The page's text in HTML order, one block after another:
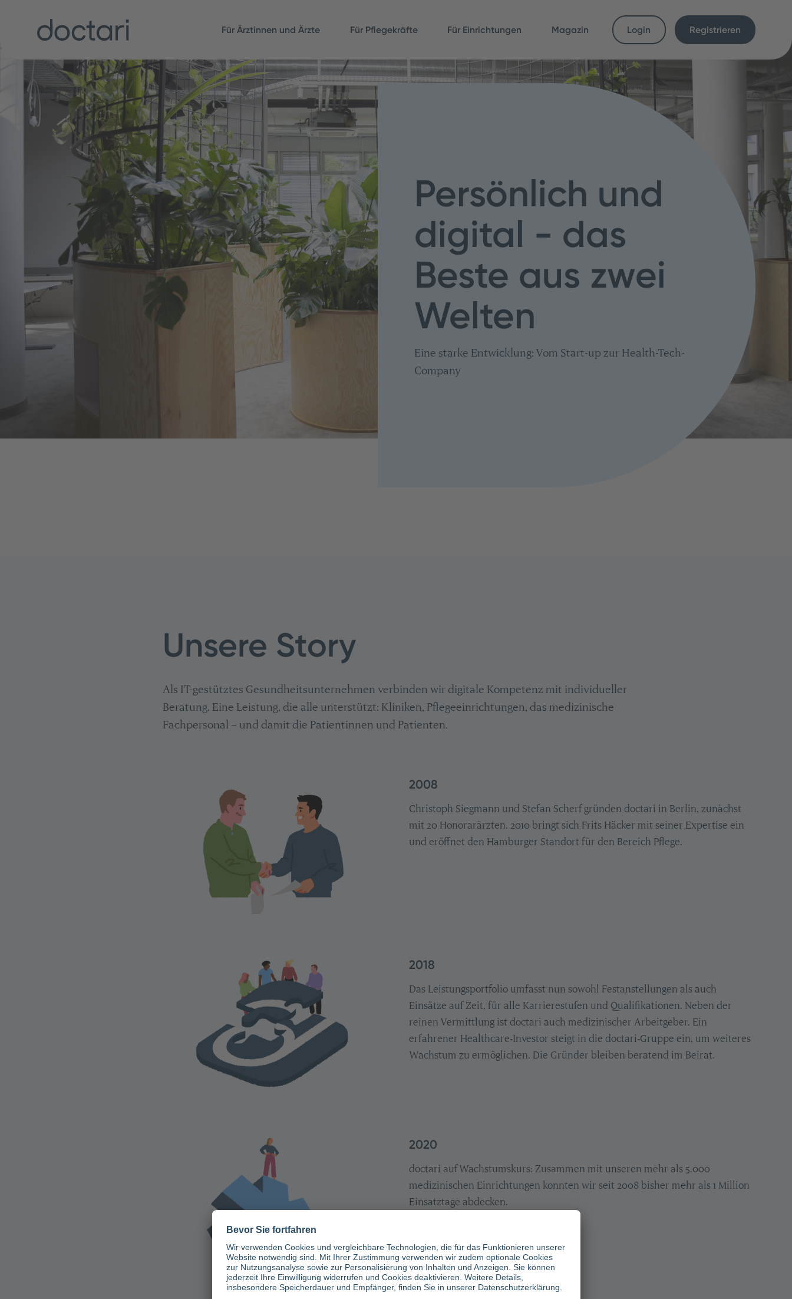
Für Ärztinnen und Ärzte Für Pflegekräfte Für Einrichtungen Magazin Login Registrieren
Persönlich und
digital - das
Beste aus zwei
Welten
Eine starke Entwicklung: Vom Start-up zur Health-Tech-
Company
Unsere Story
Als IT-gestütztes Gesundheitsunternehmen verbinden wir digitale Kompetenz mit individueller
Beratung. Eine Leistung, die alle unterstützt: Kliniken, ​Pflegeeinrichtungen, das medizinische
Fachpersonal – und damit die Patientinnen und Patienten.​
2008
Christoph Siegmann und Stefan Scherf gründen doctari in Berlin, zunächst
mit 20 Honorarärzten. 2010 bringt sich Frits Häcker mit seiner Expertise ein
und eröffnet den Hamburger Standort für den Bereich Pflege.
2018
Das Leistungsportfolio umfasst nun sowohl Festanstellungen als auch
Einsätze auf Zeit, für alle Karrierestufen und Qualifikationen. Neben der
reinen Vermittlung ist doctari auch medizinischer Arbeitgeber. Ein
erfahrener Healthcare-Investor steigt in die doctari-Gruppe ein, um weiteres
Wachstum zu ermöglichen. Die Gründer bleiben beratend im Beirat.
2020
doctari auf Wachstumskurs: Zusammen mit unseren mehr als 5.000
medizinischen Einrichtungen konnten wir seit 2008 bisher mehr als 1 Million
Einsatztage abdecken.